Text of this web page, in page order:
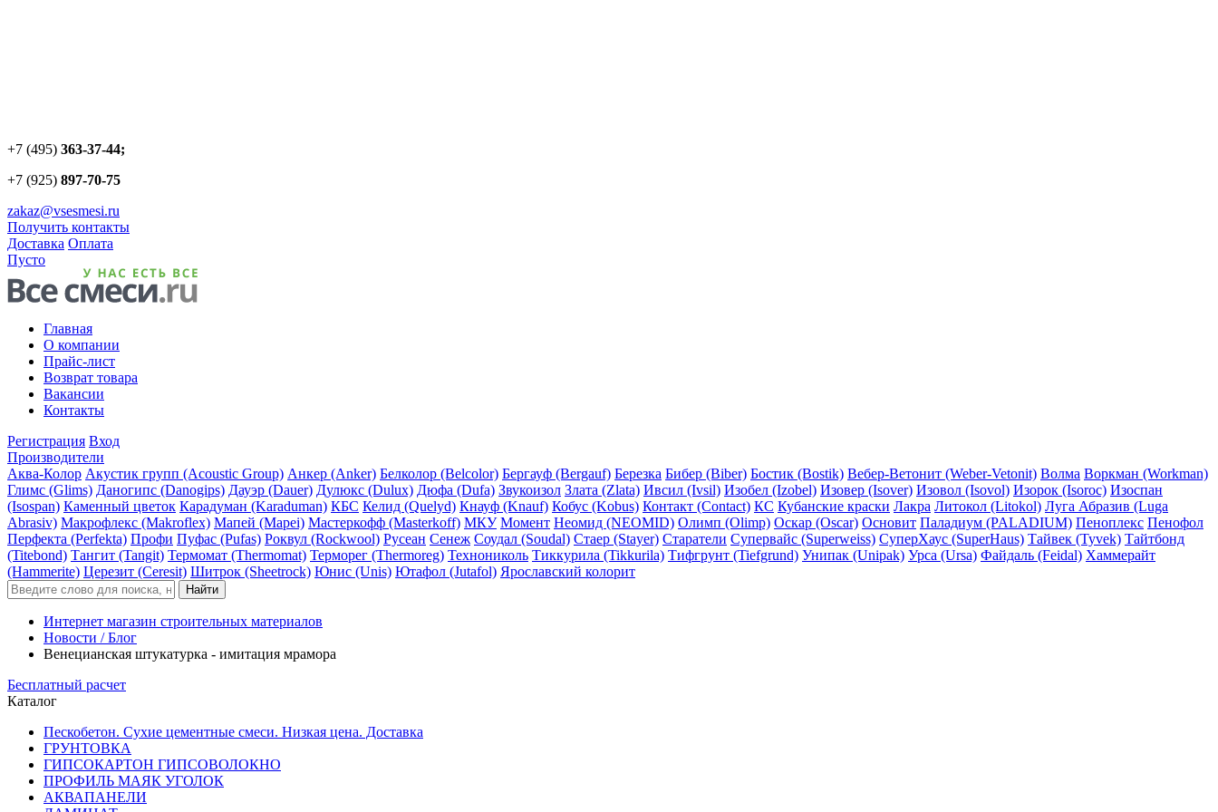
+7 (495) 363-37-44;
+7 (925) 897-70-75
zakaz@vsesmesi.ru
Получить контакты
Доставка Оплата
Пусто
Главная
О компании
Прайс-лист
Возврат товара
Вакансии
Контакты
Регистрация Вход
Производители
Аква-Колор Акустик групп (Acoustic Group) Анкер (Anker) Белколор (Belcolor) Бергауф (Bergauf) Березка Бибер (Biber) Бостик (Bostik) Вебер-Ветонит (Weber-Vetonit) Волма Воркман (Workman)
Глимс (Glims) Даногипс (Danogips) Дауэр (Dauer) Дулюкс (Dulux) Дюфа (Dufa) Звукоизол Злата (Zlata) Ивсил (Ivsil) Изобел (Izobel) Изовер (Isover) Изовол (Isovol) Изорок (Isoroc) Изоспан
(Isospan) Каменный цветок Карадуман (Karaduman) КБС Келид (Quelyd) Кнауф (Knauf) Кобус (Kobus) Контакт (Contact) КС Кубанские краски Лакра Литокол (Litokol) Луга Абразив (Luga
Abrasiv) Макрофлекс (Makroflex) Мапей (Mapei) Мастеркофф (Masterkoff) МКУ Момент Неомид (NEOMID) Олимп (Olimp) Оскар (Oscar) Основит Паладиум (PALADIUM) Пеноплекс Пенофол
Перфекта (Perfekta) Профи Пуфас (Pufas) Роквул (Rockwool) Русеан Сенеж Соудал (Soudal) Стаер (Stayer) Старатели Супервайс (Superweiss) СуперХаус (SuperHaus) Тайвек (Tyvek) Тайтбонд
(Titebond) Тангит (Tangit) Термомат (Thermomat) Терморег (Thermoreg) Технониколь Тиккурила (Tikkurila) Тифгрунт (Tiefgrund) Унипак (Unipak) Урса (Ursa) Файдаль (Feidal) Хаммерайт
(Hammerite) Церезит (Ceresit) Шитрок (Sheetrock) Юнис (Unis) Ютафол (Jutafol) Ярославский колорит
Интернет магазин строительных материалов
Новости / Блог
Венецианская штукатурка - имитация мрамора
Бесплатный расчет
Каталог
Пескобетон. Сухие цементные смеси. Низкая цена. Доставка
ГРУНТОВКА
ГИПСОКАРТОН ГИПСОВОЛОКНО
ПРОФИЛЬ МАЯК УГОЛОК
АКВАПАНЕЛИ